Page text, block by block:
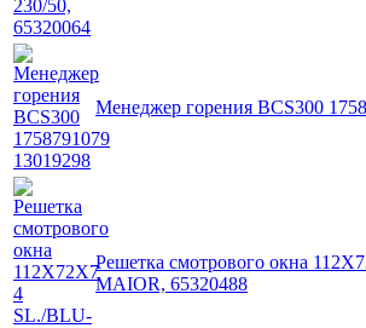
Менеджер горения BCS300
Решетка смотрового окна
MAIOR, 65320488